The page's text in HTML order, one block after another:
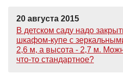
20 августа 2015
В детском саду надо
шкафом-купе с
2,6 м, а высота - 2,7 м.
что-то стандартное?